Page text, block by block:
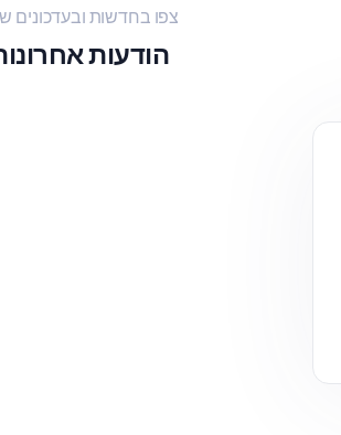
צפו בחדשות ובעדכונים
הודעות